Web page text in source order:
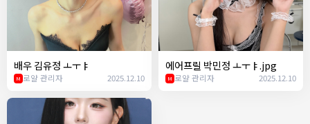
배우 김유정 ㅗㅜㅑ
M 로얄 관리자 2025.12.10
에어프릴 박민정 ㅗㅜㅑ.jpg
M 로얄 관리자 2025.12.10